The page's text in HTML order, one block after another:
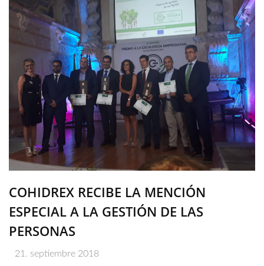
COHIDREX RECIBE LA MENCIÓN
ESPECIAL A LA GESTIÓN DE LAS
PERSONAS
21. septiembre 2018